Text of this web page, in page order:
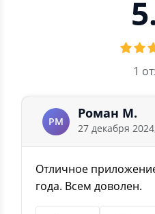
1
РМ
Роман М.
27 декабря
Отличное
года. Всем доволен.